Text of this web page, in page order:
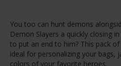
You too can hunt demons
Demon Slayers a quickly closing
to put an end to him? This pack
ideal for personalizing your bags,
colors of your favorite heroes.